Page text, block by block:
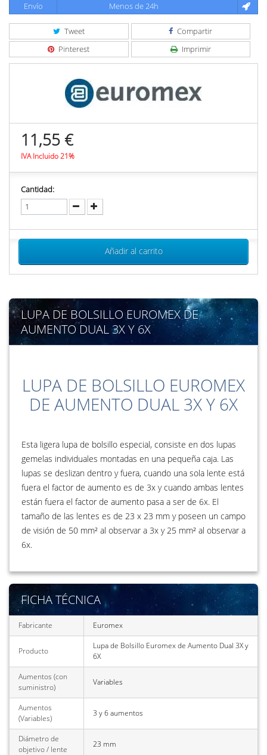
Envío
Menos de 24h
Tweet
Compartir
Pinterest
Imprimir
11,55 €
IVA Incluido 21%
Cantidad:
Añadir al carrito
LUPA DE BOLSILLO EUROMEX DE
AUMENTO DUAL 3X Y 6X
LUPA DE BOLSILLO EUROMEX
DE AUMENTO DUAL 3X Y 6X
Esta ligera lupa de bolsillo especial, consiste en dos lupas
gemelas individuales montadas en una pequeña caja. Las
lupas se deslizan dentro y fuera, cuando una sola lente está
fuera el factor de aumento es de 3x y cuando ambas lentes
están fuera el factor de aumento pasa a ser de 6x. El
tamaño de las lentes es de 23 x 23 mm y poseen un campo
de visión de 50 mm² al observar a 3x y 25 mm² al observar a
6x.
FICHA TÉCNICA
Fabricante Euromex
Producto
Lupa de Bolsillo Euromex de Aumento Dual 3X y
6X
Aumentos (con
suministro)
Variables
Aumentos
(Variables)
3 y 6 aumentos
Diámetro de
objetivo / lente
23 mm